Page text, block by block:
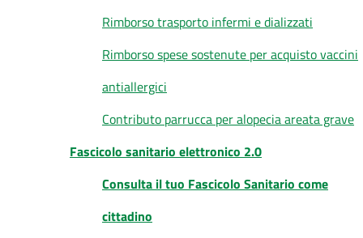
Rimborso trasporto infermi e dializzati
Rimborso spese sostenute per acquisto vaccini
antiallergici
Contributo parrucca per alopecia areata grave
Fascicolo sanitario elettronico 2.0
Consulta il tuo Fascicolo Sanitario come
cittadino